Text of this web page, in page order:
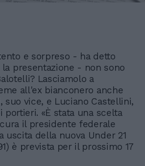
e sorpreso - ha detto
presentazione - non sono
Lasciamolo a
all'ex bianconero anche
suo vice, e Luciano Castellini,
portieri. «È stata una scelta
il presidente federale
uscita della nuova Under 21
è prevista per il prossimo 17